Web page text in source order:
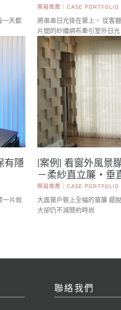
一天都
開箱推薦｜CASE PORTFOLIO
將串串日光掛在窗上， 從客
片間的紗織網布牽引室外日
有隱
一片就
[案例] 看窗外風景
－柔紗直立簾・垂
開箱推薦｜CASE PORTFOLIO
大面窗戶裝上全幅的窗簾 擺
大卻仍不減簡約時尚
聯絡我們